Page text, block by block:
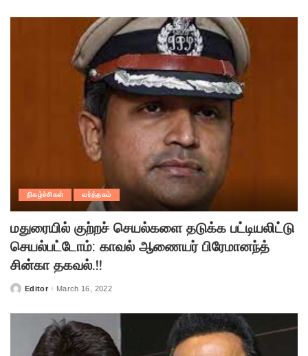
நிகழ்ச்சிகள் வர்த்தகம்
மதுரையில் குற்றச் செயல்களை தடுக்க பட்டியலிட்டு
செயல்பட்டோம்: காவல் ஆணையர் பிரேமானந்த்
சின்கா தகவல்.!!
PostedEditor March 16, 2022